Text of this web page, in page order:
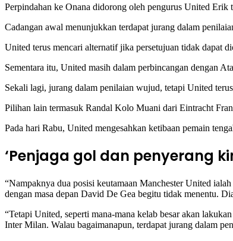
Perpindahan ke Onana didorong oleh pengurus United
Cadangan awal menunjukkan terdapat jurang dalam
United terus mencari alternatif jika persetujuan tidak dapat
Sementara itu, United masih dalam perbincangan dengan
Sekali lagi, jurang dalam penilaian wujud, tetapi United
Pilihan lain termasuk Randal Kolo Muani dari Eintracht
Pada hari Rabu, United mengesahkan ketibaan pemain
‘Penjaga gol dan penyerang
“Nampaknya dua posisi keutamaan Manchester United
dengan masa depan David De Gea begitu tidak menentu.
“Tetapi United, seperti mana-mana kelab besar akan
Inter Milan. Walau bagaimanapun, terdapat jurang dalam